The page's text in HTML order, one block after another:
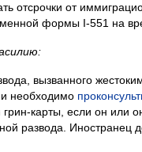
отсрочки от
формы I-551 на
вызванного
необходимо
карты, если он или
развода. Иностранец